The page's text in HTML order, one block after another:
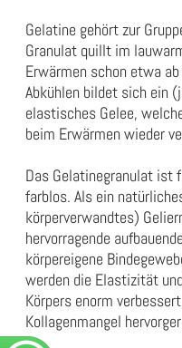
Gelatine gehört zur
Granulat quillt im
Erwärmen schon etwa
Abkühlen bildet sich ein
elastisches Gelee,
beim Erwärmen wieder
Das Gelatinegranulat ist
farblos. Als ein
körperverwandtes)
hervorragende
körpereigene
werden die Elastizität
Körpers enorm
Kollagenmangel